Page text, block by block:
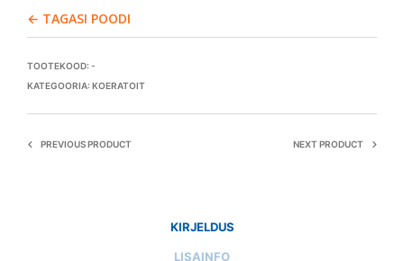
← TAGASI POODI
TOOTEKOOD: -
KATEGOORIA: KOERATOIT
PREVIOUS PRODUCT NEXT PRODUCT
KIRJELDUS
LISAINFO